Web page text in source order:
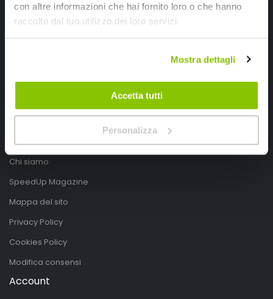
con altre informazioni che hai fornito loro o che hanno
raccolto dal tuo utilizzo dei loro servizi.
Mostra dettagli
Accetta tutti
Personalizza
SpeedUp.it
Treviso, Italy 31040
Speedup.it by Trio Group
Telefono0423.601555
Chi siamo
SpeedUp Magazine
Mappa del sito
Privacy Policy
Cookies Policy
Modifica consensi
Account